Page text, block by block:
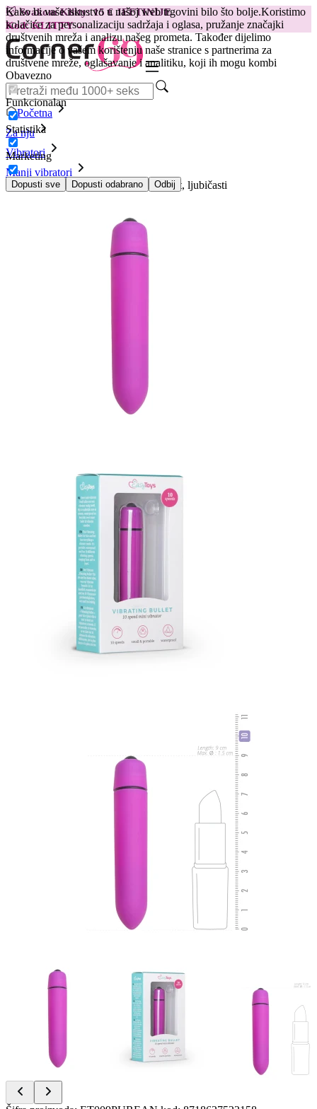
Kako bi vaše iskustvo u našoj web trgovini bilo što bolje.Koristimo
kolačiće za personalizaciju sadržaja i oglasa, pružanje značajki
društvenih mreža i analizu našeg prometa. Također dijelimo
informacije o vašem korištenju naše stranice s partnerima za
društvene mreže, oglašavanje i analitiku, koji ih mogu kombi
Obavezno
Funkcionalan
Statistika
Marketing
Dopusti sve Dopusti odabrano Odbij
😽Svakom Klitty: 15 € JEFTINIJE
Kod: KLITTY →
Početna
Za nju
Vibratori
Manji vibratori
Mini vibrator Easytoys 10 Speed Bullet, ljubičasti